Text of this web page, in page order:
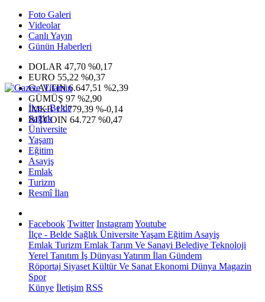
Foto Galeri
Videolar
Canlı Yayın
Günün Haberleri
DOLAR 47,70 %0,17
EURO 55,22 %0,37
G.ALTIN6.647,51 %2,39
GÜMÜŞ 97 %2,90
IMKB13.779,39 %-0,14
BITCOIN 64.727 %0,47
İlçe - Belde
Sağlık
Üniversite
Yaşam
Eğitim
Asayiş
Emlak
Turizm
Resmî İlan
Facebook Twitter InstagramYoutube
İlçe - Belde Sağlık ÜniversiteYaşam Eğitim Asayiş
Emlak Turizm Emlak Tarım Ve Sanayi Belediye Teknoloji
Yerel Tanıtım İş Dünyası Yatırım İlan Gündem
Röportaj Siyaset Kültür Ve Sanat Ekonomi Dünya Magazin
Spor
Künye İletişim RSS